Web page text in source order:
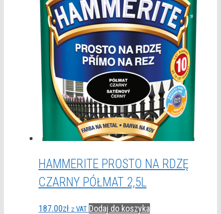
HAMMERITE PROSTO NA RDZĘ
CZARNY PÓŁMAT 2,5L
187.00zł z VAT Dodaj do koszyka